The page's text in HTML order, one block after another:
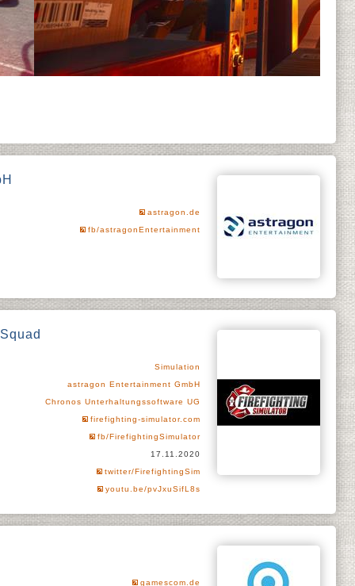
astragon.de
fb/astragonEntertainment
Simulation
astragon Entertainment GmbH
Chronos Unterhaltungssoftware UG
firefighting-simulator.com
fb/FirefightingSimulator
17.11.2020
twitter/FirefightingSim
youtu.be/pvJxuSifL8s
gamescom.de